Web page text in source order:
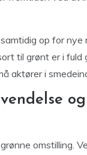
op for nye
til grønt er i fuld
aktører i
og
omstilling.